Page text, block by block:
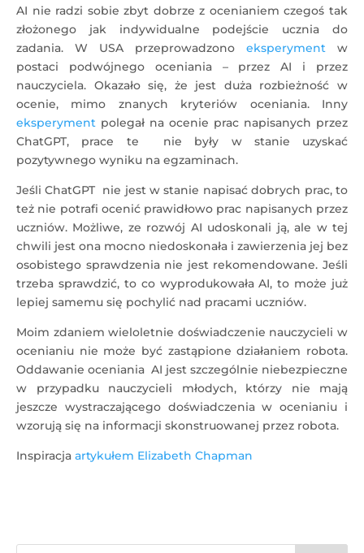
AI nie radzi sobie zbyt dobrze z ocenianiem czegoś tak
złożonego jak indywidualne podejście ucznia do
zadania. W USA przeprowadzono eksperyment w
postaci podwójnego oceniania – przez AI i przez
nauczyciela. Okazało się, że jest duża rozbieżność w
ocenie, mimo znanych kryteriów oceniania. Inny
eksperyment polegał na ocenie prac napisanych przez
ChatGPT, prace te nie były w stanie uzyskać
pozytywnego wyniku na egzaminach.
Jeśli ChatGPT nie jest w stanie napisać dobrych prac, to
też nie potrafi ocenić prawidłowo prac napisanych przez
uczniów. Możliwe, ze rozwój AI udoskonali ją, ale w tej
chwili jest ona mocno niedoskonała i zawierzenia jej bez
osobistego sprawdzenia nie jest rekomendowane. Jeśli
trzeba sprawdzić, to co wyprodukowała AI, to może już
lepiej samemu się pochylić nad pracami uczniów.
Moim zdaniem wieloletnie doświadczenie nauczycieli w
ocenianiu nie może być zastąpione działaniem robota.
Oddawanie oceniania AI jest szczególnie niebezpieczne
w przypadku nauczycieli młodych, którzy nie mają
jeszcze wystraczającego doświadczenia w ocenianiu i
wzorują się na informacji skonstruowanej przez robota.
Inspiracja artykułem Elizabeth Chapman